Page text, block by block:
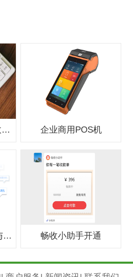
ME66 扫码盒子独立收款支付盒子 企业商用POS机
二维码收款音箱（可与银行合作办0费 畅收小助手开通